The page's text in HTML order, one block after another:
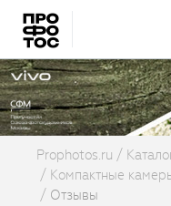
Prophotos.ru
Компактные
Отзывы